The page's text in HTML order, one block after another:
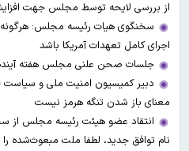
از بررسی لایحه توسط مجلس جهت
سخنگوی هیات رئیسه مجلس: هرگونه
اجرای کامل تعهدات آمریکا باشد
جلسات صحن علنی مجلس هفته
دبیر کمیسیون امنیت ملی و
معنای باز شدن تنگه هرمز نیست
انتقاد عضو هیئت رئیسه مجلس از
نام توافق جدید، لطفا ملت مبعوث‌شده را